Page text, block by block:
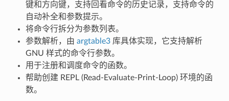
键和方向键，支持回看命令的历史记录，支持命令的
自动补全和参数提示。
将命令行拆分为参数列表。
参数解析，由 argtable3库具体实现，它支持解析
GNU 样式的命令行参数。
用于注册和调度命令的函数。
帮助创建 REPL (Read-Evaluate-Print-Loop) 环境的函
数。